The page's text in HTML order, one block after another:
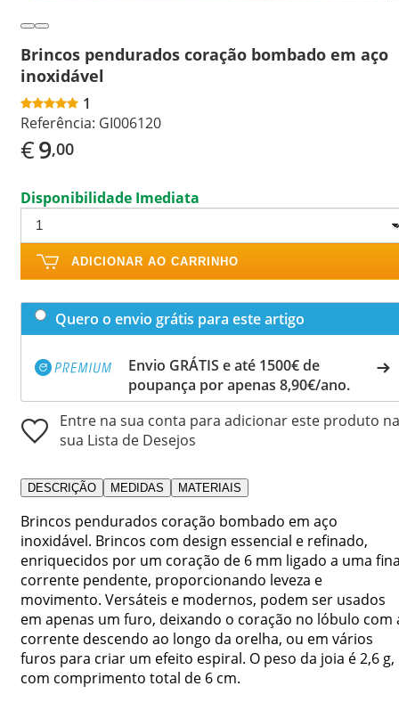
Brincos pendurados coração bombado em aço
inoxidável
1
Referência: GI006120
€9,00
Disponibilidade Imediata
ADICIONAR AO CARRINHO
Quero o envio grátis para este artigo
Envio GRÁTIS e até 1500€ de
poupança por apenas 8,90€/ano.
Entre na sua conta para adicionar este produto na
sua Lista de Desejos
DESCRIÇÃO MEDIDAS MATERIAIS
Brincos pendurados coração bombado em aço
inoxidável. Brincos com design essencial e refinado,
enriquecidos por um coração de 6 mm ligado a uma
corrente pendente, proporcionando leveza e
movimento. Versáteis e modernos, podem ser usados
em apenas um furo, deixando o coração no lóbulo com
corrente descendo ao longo da orelha, ou em vários
furos para criar um efeito espiral. O peso da joia é 2,6 g,
com comprimento total de 6 cm.